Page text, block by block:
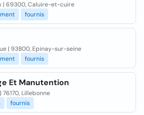
| 69300, Caluire-et-cuire
fournis
| 93800, Epinay-sur-seine
fournis
Et Manutention
Lillebonne
fournis